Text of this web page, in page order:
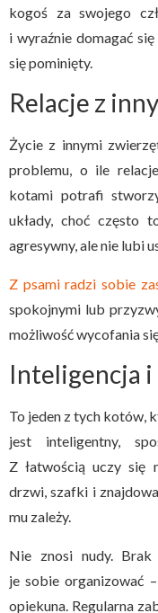
kogoś za swojego
i wyraźnie domagać
się pominięty.
Relacje z
Życie z innymi
problemu, o ile
kotami potrafi
układy, choć często
agresywny, ale nie lubi
Z psami radzi sobie
spokojnymi lub
możliwość wycofania
Inteligencja
To jeden z tych kotów,
jest inteligentny,
Z łatwością uczy się
drzwi, szafki i
mu zależy.
Nie znosi nudy. Brak
je sobie organizować
opiekuna. Regularna